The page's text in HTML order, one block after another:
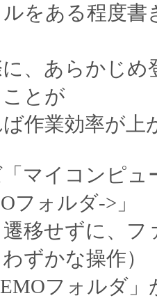
をある程度書
、あらかじ
とが
作業効率が上
マイコンピュ
フォルダ->」
移せずに、
ずかな操作）
フォルダ